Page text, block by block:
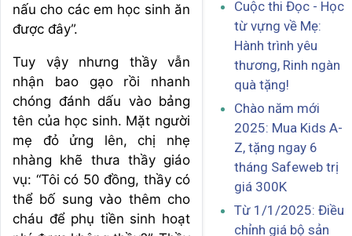
nấu cho các em học sinh ăn
được đây”.
Tuy vậy nhưng thầy vẫn
nhận bao gạo rồi nhanh
chóng đánh dấu vào bảng
tên của học sinh. Mặt người
mẹ đỏ ửng lên, chị nhẹ
nhàng khẽ thưa thầy giáo
vụ: “Tôi có 50 đồng, thầy có
thể bố sung vào thêm cho
cháu để phụ tiền sinh hoạt
Cuộc thi Đọc - Học
từ vựng về Mẹ:
Hành trình yêu
thương, Rinh ngàn
quà tặng!
Chào năm mới
2025: Mua Kids A-
Z, tặng ngay 6
tháng Safeweb trị
giá 300K
Từ 1/1/2025: Điều
chỉnh giá bộ sản